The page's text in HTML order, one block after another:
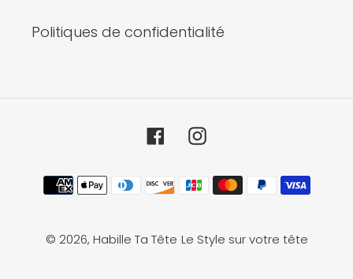
Politiques de confidentialité
FacebookInstagram
Moyens
de
© 2026, Habille Ta Tête Le Style sur votre tête